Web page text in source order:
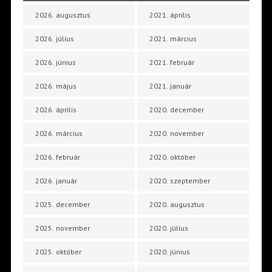
2026. augusztus
2026. július
2026. június
2026. május
2026. április
2026. március
2026. február
2026. január
2025. december
2025. november
2025. október
2021. április
2021. március
2021. február
2021. január
2020. december
2020. november
2020. október
2020. szeptember
2020. augusztus
2020. július
2020. június